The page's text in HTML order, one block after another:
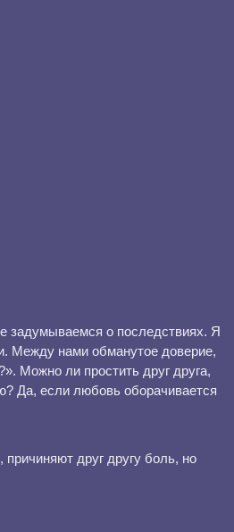
задумываемся о последствиях. Я
Между нами обманутое доверие,
Можно ли простить друг друга,
Да, если любовь оборачивается
друг другу боль, но